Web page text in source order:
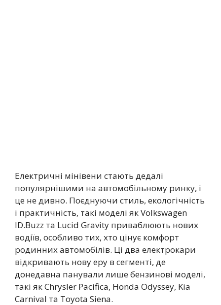
Електричні мінівени стають дедалі
популярнішими на автомобільному ринку, і
це не дивно. Поєднуючи стиль, екологічність
і практичність, такі моделі як Volkswagen
ID.Buzz та Lucid Gravity приваблюють нових
водіїв, особливо тих, хто цінує комфорт
родинних автомобілів. Ці два електрокари
відкривають нову еру в сегменті, де
донедавна панували лише бензинові моделі,
такі як Chrysler Pacifica, Honda Odyssey, Kia
Carnival та Toyota Siena.